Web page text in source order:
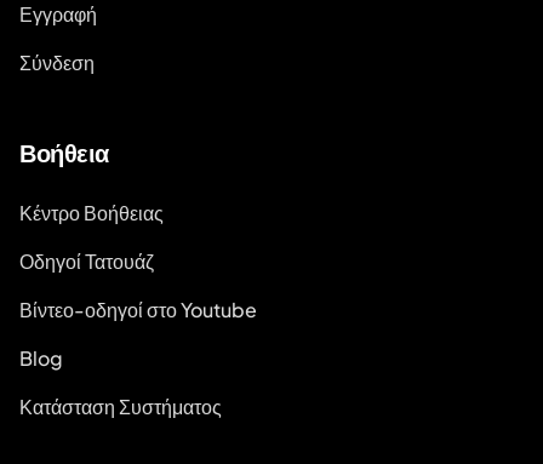
Εγγραφή
Σύνδεση
Βοήθεια
Κέντρο Βοήθειας
Οδηγοί Τατουάζ
Βίντεο-οδηγοί στο Youtube
Blog
Κατάσταση Συστήματος